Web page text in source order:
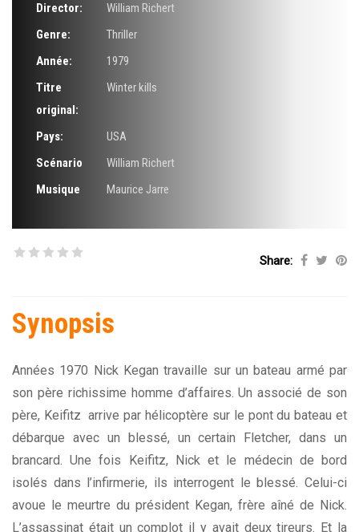
Director:
William Richert
Genre:
Thriller
Année:
1979
Titre
original:
Winter kills
Pays:
USA
Scénario
William Richert
Musique
Maurice Jarre
Share:
Synopsis
Années 1970 Nick Kegan travaille sur un bateau armé par
son père richissime homme d’affaires. Un associé de son
père, Keifitz arrive par hélicoptère sur le pont du bateau et
débarque avec un blessé, un certain Fletcher, dans un
brancard. Une fois Keifitz, Nick et le médecin de bord
isolés dans l’infirmerie, ils interrogent le blessé. Celui-ci
avoue le meurtre du président Kegan, frère aîné de Nick.
L’assassinat était un complot il y avait deux tireurs. Et la